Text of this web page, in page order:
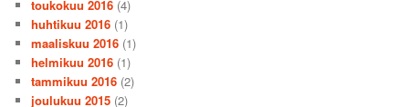
toukokuu 2016 (4)
huhtikuu 2016 (1)
maaliskuu 2016 (1)
helmikuu 2016 (1)
tammikuu 2016 (2)
joulukuu 2015 (2)